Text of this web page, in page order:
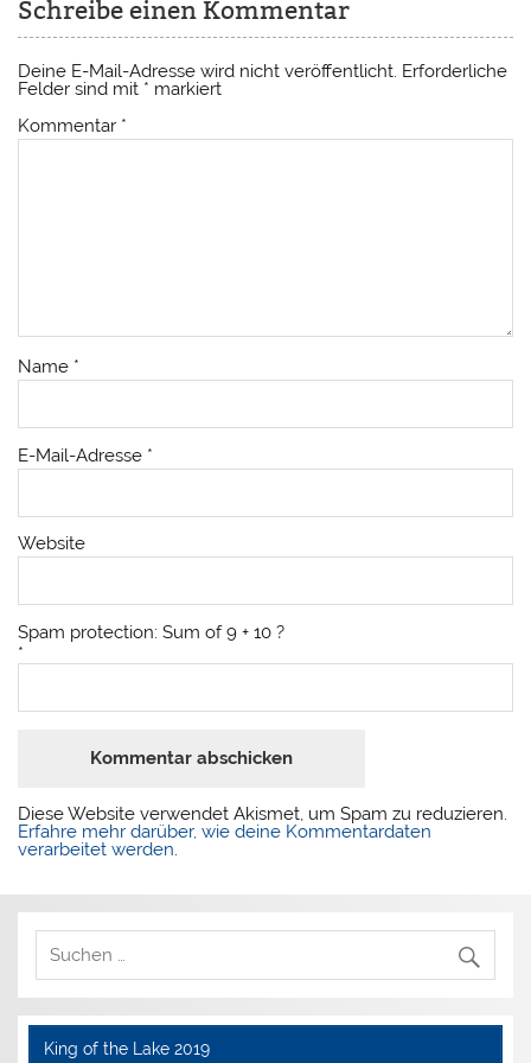
Schreibe einen Kommentar
Deine E-Mail-Adresse wird nicht veröffentlicht. Erforderliche
Felder sind mit * markiert
Kommentar *
Name *
E-Mail-Adresse *
Website
Spam protection: Sum of 9 + 10 ?
*
Diese Website verwendet Akismet, um Spam zu reduzieren.
Erfahre mehr darüber, wie deine Kommentardaten
verarbeitet werden.
King of the Lake 2019